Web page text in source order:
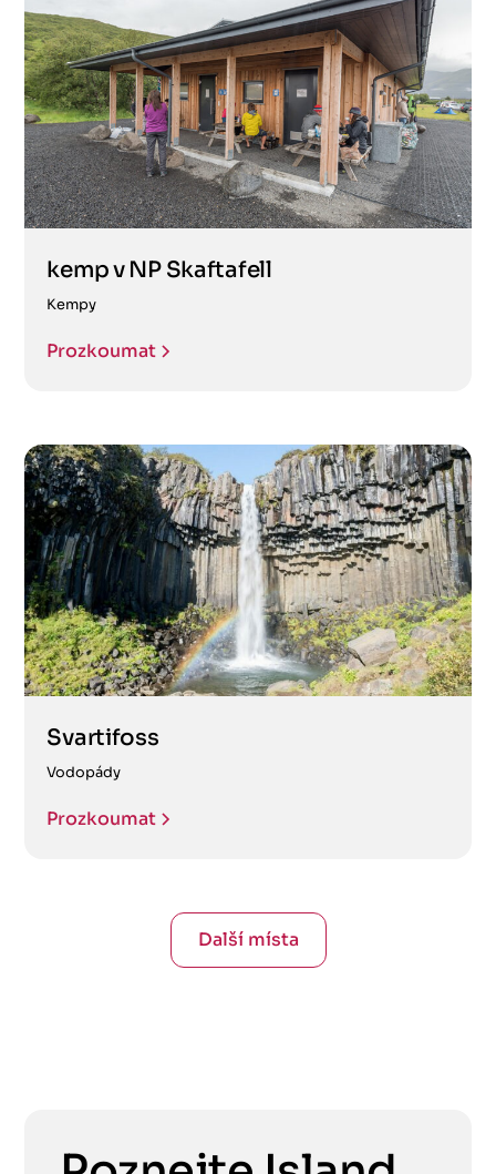
kemp v NP Skaftafell
Kempy
Prozkoumat
Svartifoss
Vodopády
Prozkoumat
Další místa